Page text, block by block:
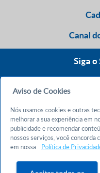
Canal
Siga o
Chame
Aviso de Cookies
Nós usamos cookies e outras
melhorar a sua experiência em
publicidade e recomendar
nossos serviços, você
em nossa
Política de